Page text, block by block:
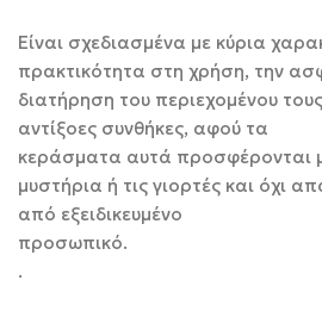
Είναι σχεδιασμένα με κύρια
πρακτικότητα στη χρήση, την
διατήρηση του περιεχομένου
αντίξοες συνθήκες, αφού τα
κεράσματα αυτά προσφέρονται
μυστήρια ή τις γιορτές και όχι
από εξειδικευμένο
.